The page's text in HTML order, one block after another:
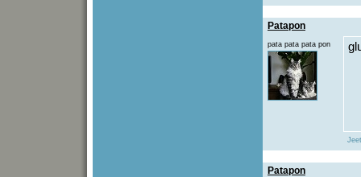
Patapon
pata pata pata pon
Patapon